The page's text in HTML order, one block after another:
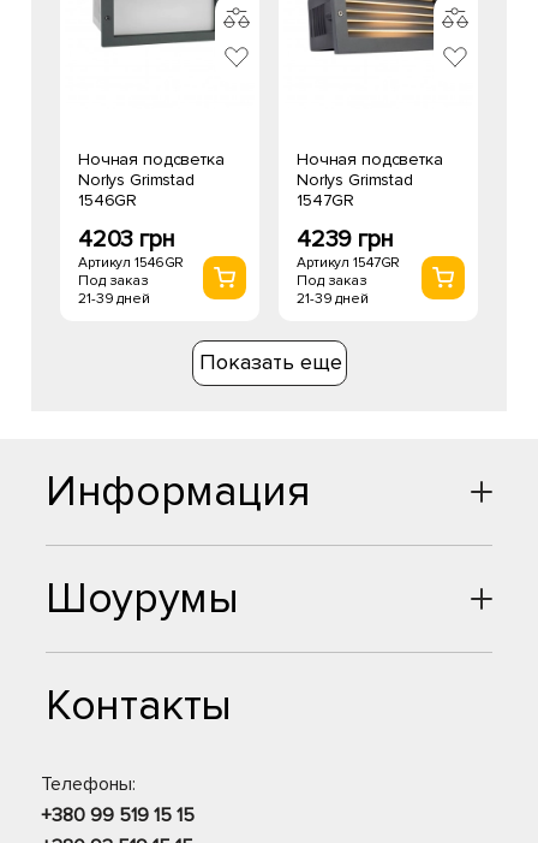
Ночная подсветка
Norlys Grimstad
1546GR
4203 грн
Артикул 1546GR
Под заказ
21-39 дней
Ночная подсветка
Norlys Grimstad
1547GR
4239 грн
Артикул 1547GR
Под заказ
21-39 дней
Показать еще
Шоурумы
Контакты
Телефоны:
+380 99 519 15 15
Информация